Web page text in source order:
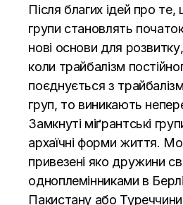
Після благих ідей про те,
групи становлять початок
нові основи для
коли трайбалізм
поєднується з
груп, то виникають
Замкнуті міґрантські
архаїчні форми життя.
привезені яко дружини
одноплемінниками в
Пакистану або